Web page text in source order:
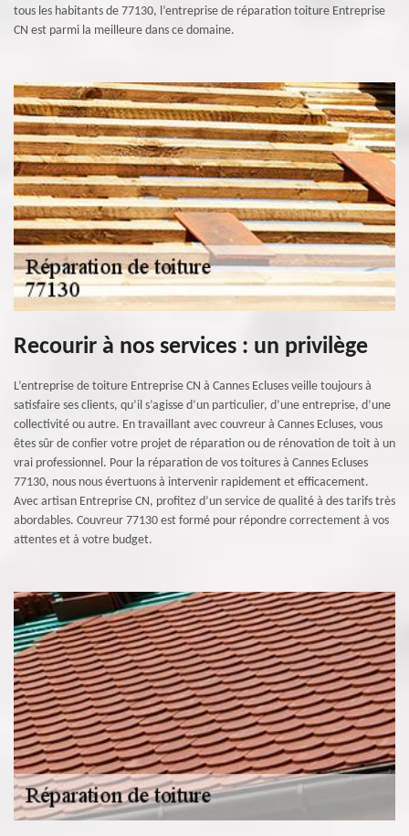
tous les habitants de 77130, l’entreprise de réparation toiture Entreprise
CN est parmi la meilleure dans ce domaine.
Recourir à nos services : un privilège
L’entreprise de toiture Entreprise CN à Cannes Ecluses veille toujours à
satisfaire ses clients, qu’il s’agisse d’un particulier, d’une entreprise, d’une
collectivité ou autre. En travaillant avec couvreur à Cannes Ecluses, vous
êtes sûr de confier votre projet de réparation ou de rénovation de toit à un
vrai professionnel. Pour la réparation de vos toitures à Cannes Ecluses
77130, nous nous évertuons à intervenir rapidement et efficacement.
Avec artisan Entreprise CN, profitez d’un service de qualité à des tarifs très
abordables. Couvreur 77130 est formé pour répondre correctement à vos
attentes et à votre budget.